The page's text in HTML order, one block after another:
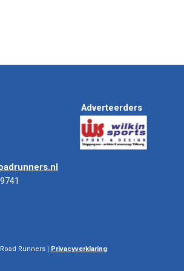
Adverteerders
Runners | Privacyverklaring